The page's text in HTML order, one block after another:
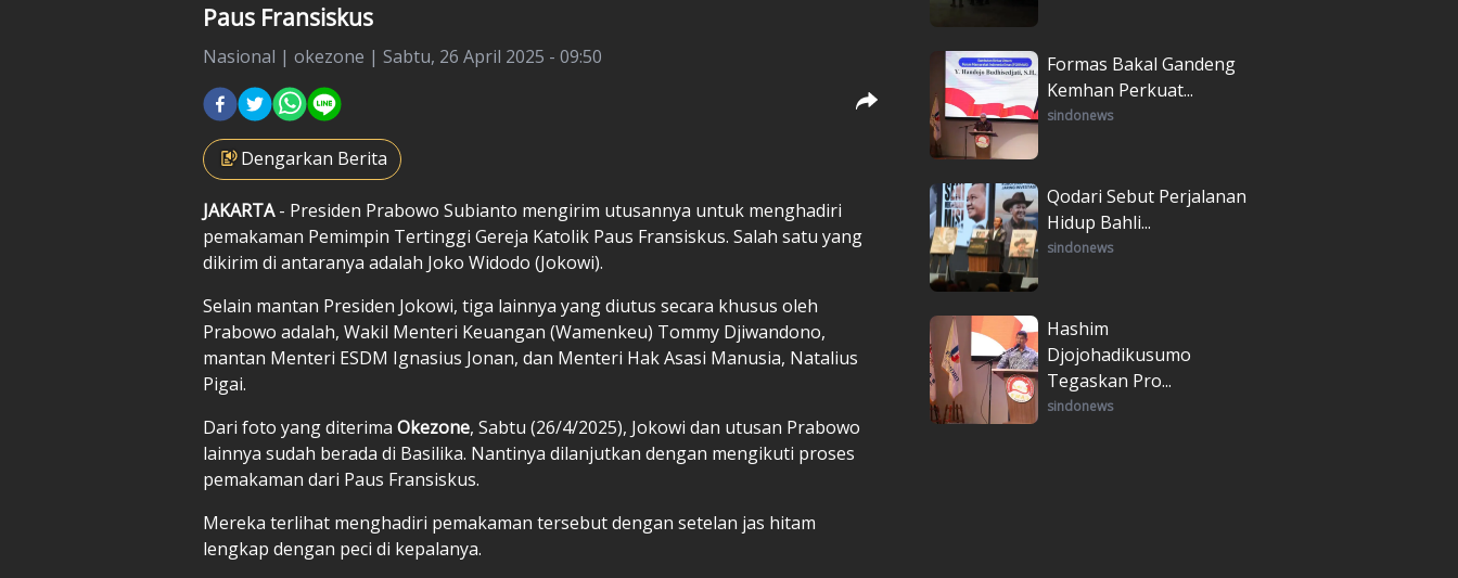
Paus Fransiskus
Nasional | okezone | Sabtu, 26 April 2025 - 09:50
Dengarkan Berita
JAKARTA- Presiden Prabowo Subianto mengirim utusannya untuk menghadiri
pemakaman Pemimpin Tertinggi Gereja Katolik Paus Fransiskus. Salah satu yang
dikirim di antaranya adalah Joko Widodo (Jokowi).
Selain mantan Presiden Jokowi, tiga lainnya yang diutus secara khusus oleh
Prabowo adalah, Wakil Menteri Keuangan (Wamenkeu) Tommy Djiwandono,
mantan Menteri ESDM Ignasius Jonan, dan Menteri Hak Asasi Manusia, Natalius
Pigai.
Dari foto yang diterima Okezone, Sabtu (26/4/2025), Jokowi dan utusan Prabowo
lainnya sudah berada di Basilika. Nantinya dilanjutkan dengan mengikuti proses
pemakaman dari Paus Fransiskus.
Mereka terlihat menghadiri pemakaman tersebut dengan setelan jas hitam
lengkap dengan peci di kepalanya.
Formas Bakal Gandeng
Kemhan Perkuat...
sindonews
Qodari Sebut Perjalanan
Hidup Bahli...
sindonews
Hashim
Djojohadikusumo
Tegaskan Pro...
sindonews